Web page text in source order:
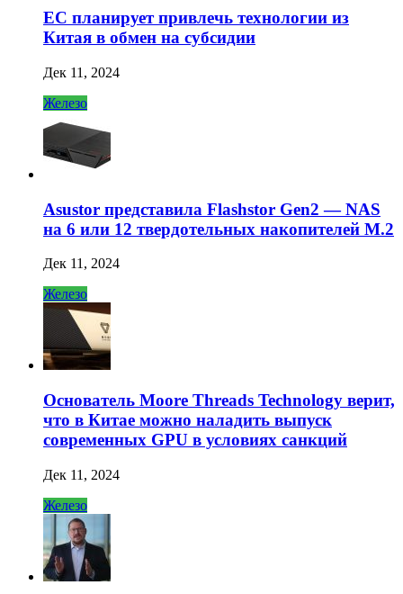
ЕС планирует привлечь технологии из
Китая в обмен на субсидии
Дек 11, 2024
Железо
Asustor представила Flashstor Gen2 — NAS
на 6 или 12 твердотельных накопителей M.2
Дек 11, 2024
Железо
Основатель Moore Threads Technology верит,
что в Китае можно наладить выпуск
современных GPU в условиях санкций
Дек 11, 2024
Железо